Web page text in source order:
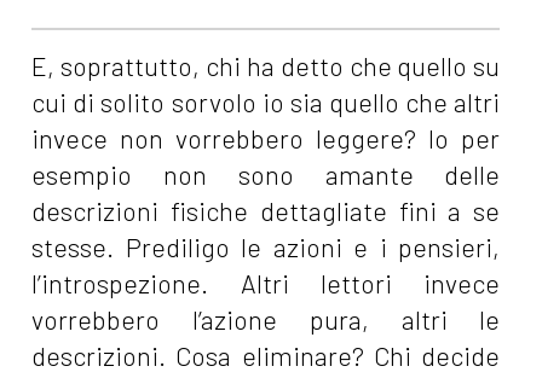
E, soprattutto, chi ha detto che quello su
cui di solito sorvolo io sia quello che altri
invece non vorrebbero leggere? Io per
esempio non sono amante delle
descrizioni fisiche dettagliate fini a se
stesse. Prediligo le azioni e i pensieri,
l’introspezione. Altri lettori invece
vorrebbero l’azione pura, altri le
descrizioni. Cosa eliminare? Chi decide